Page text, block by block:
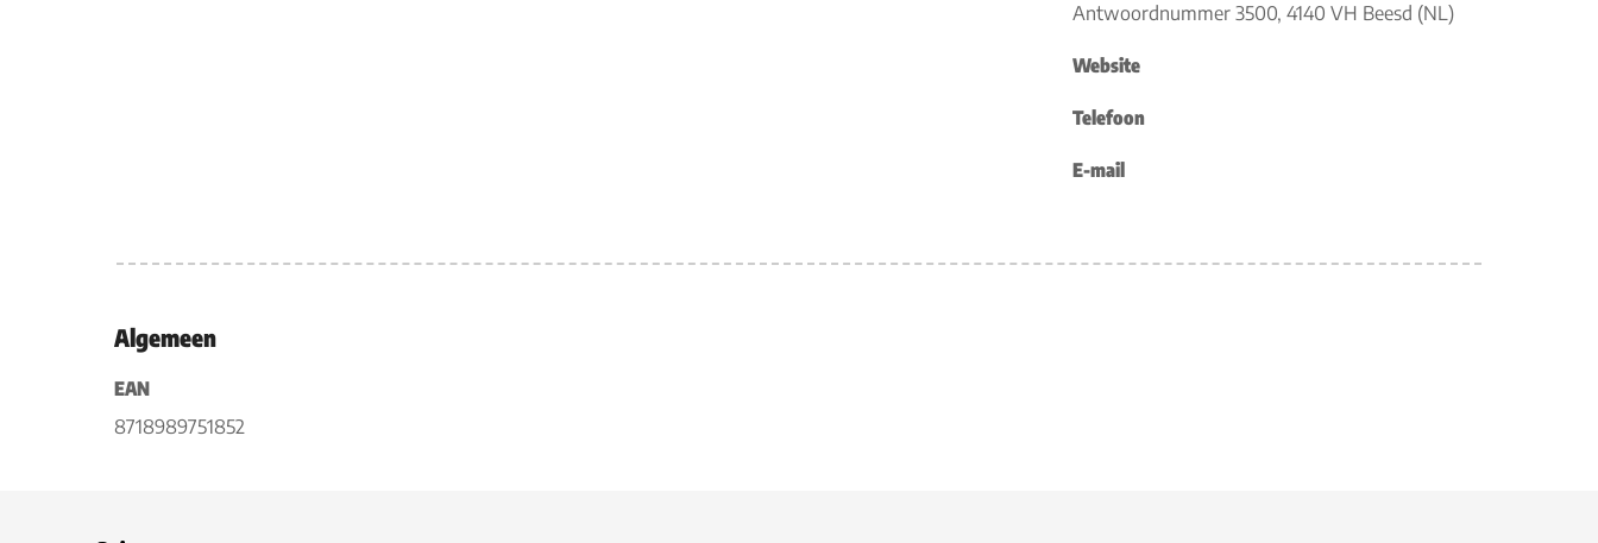
Antwoordnummer 3500, 4140 VH Beesd (NL)
Website
Telefoon
E-mail
Algemeen
EAN
8718989751852